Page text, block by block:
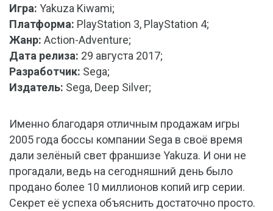
Игра: Yakuza Kiwami;
Платформа: PlayStation 3, PlayStation 4;
Жанр: Action-Adventure;
Дата релиза: 29 августа 2017;
Разработчик: Sega;
Издатель: Sega, Deep Silver;
Именно благодаря отличным продажам игры
2005 года боссы компании Sega в своё время
дали зелёный свет франшизе Yakuza. И они не
прогадали, ведь на сегодняшний день было
продано более 10 миллионов копий игр серии.
Секрет её успеха объяснить достаточно просто.